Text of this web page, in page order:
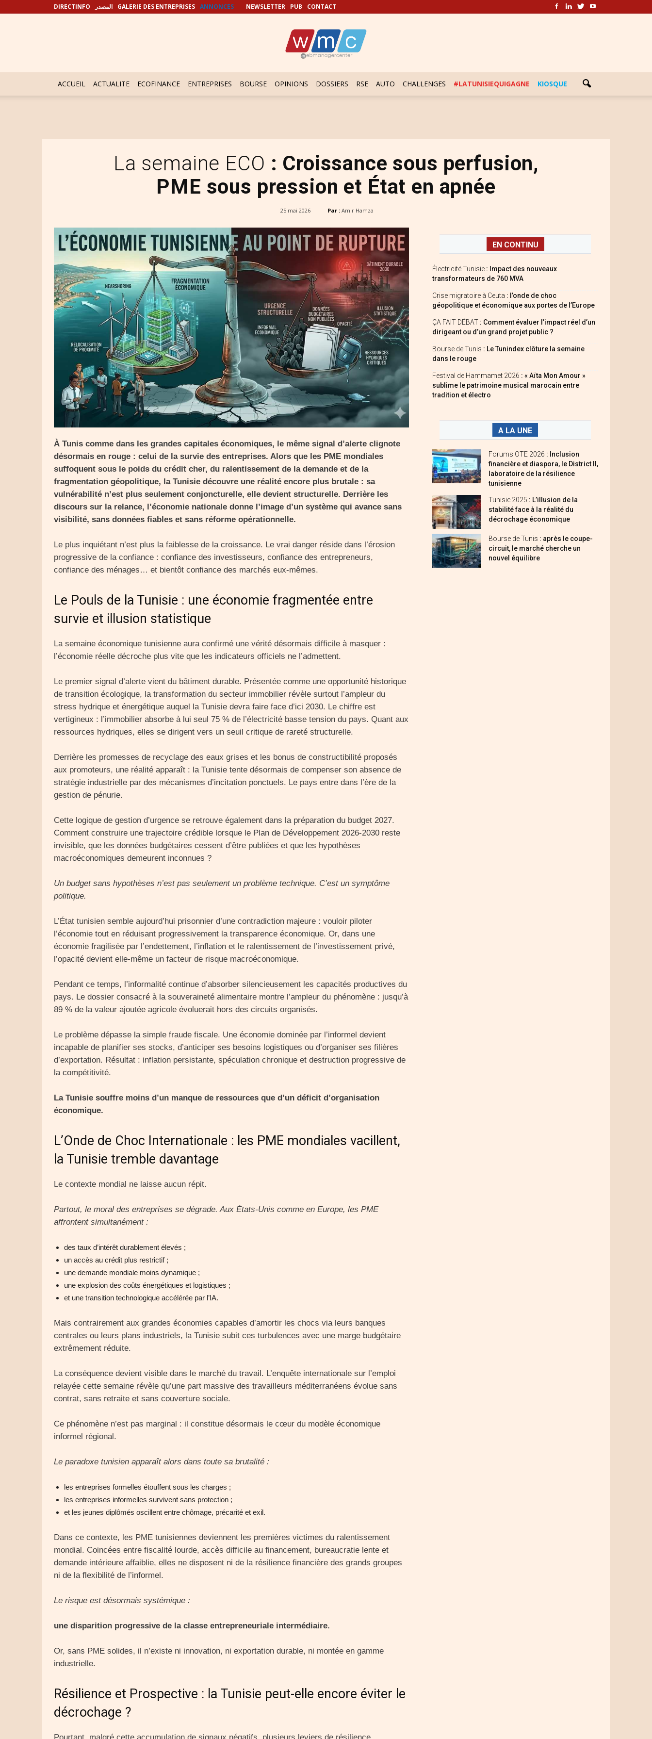
DIRECTINFO المصدر GALERIE DES ENTREPRISES ANNONCES NEWSLETTER PUB CONTACT
ACCUEIL ACTUALITE ECOFINANCE ENTREPRISES BOURSE OPINIONS DOSSIERS RSE AUTO CHALLENGES #LATUNISIEQUIGAGNE KIOSQUE
La semaine ECO : Croissance sous perfusion,
PME sous pression et État en apnée
25 mai 2026 Par : Amir Hamza
À Tunis comme dans les grandes capitales économiques, le même signal d’alerte clignote
désormais en rouge : celui de la survie des entreprises. Alors que les PME mondiales
suffoquent sous le poids du crédit cher, du ralentissement de la demande et de la
fragmentation géopolitique, la Tunisie découvre une réalité encore plus brutale : sa
vulnérabilité n’est plus seulement conjoncturelle, elle devient structurelle. Derrière les
discours sur la relance, l’économie nationale donne l’image d’un système qui avance sans
visibilité, sans données fiables et sans réforme opérationnelle.
Le plus inquiétant n’est plus la faiblesse de la croissance. Le vrai danger réside dans l’érosion
progressive de la confiance : confiance des investisseurs, confiance des entrepreneurs,
confiance des ménages… et bientôt confiance des marchés eux-mêmes.
Le Pouls de la Tunisie : une économie fragmentée entre
survie et illusion statistique
La semaine économique tunisienne aura confirmé une vérité désormais difficile à masquer :
l’économie réelle décroche plus vite que les indicateurs officiels ne l’admettent.
Le premier signal d’alerte vient du bâtiment durable. Présentée comme une opportunité historique
de transition écologique, la transformation du secteur immobilier révèle surtout l’ampleur du
stress hydrique et énergétique auquel la Tunisie devra faire face d’ici 2030. Le chiffre est
vertigineux : l’immobilier absorbe à lui seul 75 % de l’électricité basse tension du pays. Quant aux
ressources hydriques, elles se dirigent vers un seuil critique de rareté structurelle.
Derrière les promesses de recyclage des eaux grises et les bonus de constructibilité proposés
aux promoteurs, une réalité apparaît : la Tunisie tente désormais de compenser son absence de
stratégie industrielle par des mécanismes d’incitation ponctuels. Le pays entre dans l’ère de la
gestion de pénurie.
Cette logique de gestion d’urgence se retrouve également dans la préparation du budget 2027.
Comment construire une trajectoire crédible lorsque le Plan de Développement 2026-2030 reste
invisible, que les données budgétaires cessent d’être publiées et que les hypothèses
macroéconomiques demeurent inconnues ?
Un budget sans hypothèses n’est pas seulement un problème technique. C’est un symptôme
politique.
L’État tunisien semble aujourd’hui prisonnier d’une contradiction majeure : vouloir piloter
l’économie tout en réduisant progressivement la transparence économique. Or, dans une
économie fragilisée par l’endettement, l’inflation et le ralentissement de l’investissement privé,
l’opacité devient elle-même un facteur de risque macroéconomique.
Pendant ce temps, l’informalité continue d’absorber silencieusement les capacités productives du
pays. Le dossier consacré à la souveraineté alimentaire montre l’ampleur du phénomène : jusqu’à
89 % de la valeur ajoutée agricole évoluerait hors des circuits organisés.
Le problème dépasse la simple fraude fiscale. Une économie dominée par l’informel devient
incapable de planifier ses stocks, d’anticiper ses besoins logistiques ou d’organiser ses filières
d’exportation. Résultat : inflation persistante, spéculation chronique et destruction progressive de
la compétitivité.
La Tunisie souffre moins d’un manque de ressources que d’un déficit d’organisation
économique.
L’Onde de Choc Internationale : les PME mondiales vacillent,
la Tunisie tremble davantage
Le contexte mondial ne laisse aucun répit.
Partout, le moral des entreprises se dégrade. Aux États-Unis comme en Europe, les PME
affrontent simultanément :
des taux d’intérêt durablement élevés ;
un accès au crédit plus restrictif ;
une demande mondiale moins dynamique ;
une explosion des coûts énergétiques et logistiques ;
et une transition technologique accélérée par l’IA.
Mais contrairement aux grandes économies capables d’amortir les chocs via leurs banques
centrales ou leurs plans industriels, la Tunisie subit ces turbulences avec une marge budgétaire
extrêmement réduite.
La conséquence devient visible dans le marché du travail. L’enquête internationale sur l’emploi
relayée cette semaine révèle qu’une part massive des travailleurs méditerranéens évolue sans
contrat, sans retraite et sans couverture sociale.
Ce phénomène n’est pas marginal : il constitue désormais le cœur du modèle économique
informel régional.
Le paradoxe tunisien apparaît alors dans toute sa brutalité :
les entreprises formelles étouffent sous les charges ;
les entreprises informelles survivent sans protection ;
et les jeunes diplômés oscillent entre chômage, précarité et exil.
Dans ce contexte, les PME tunisiennes deviennent les premières victimes du ralentissement
mondial. Coincées entre fiscalité lourde, accès difficile au financement, bureaucratie lente et
demande intérieure affaiblie, elles ne disposent ni de la résilience financière des grands groupes
ni de la flexibilité de l’informel.
Le risque est désormais systémique :
une disparition progressive de la classe entrepreneuriale intermédiaire.
Or, sans PME solides, il n’existe ni innovation, ni exportation durable, ni montée en gamme
industrielle.
Résilience et Prospective : la Tunisie peut-elle encore éviter le
décrochage ?
EN CONTINU
Électricité Tunisie : Impact des nouveaux
transformateurs de 760 MVA
Crise migratoire à Ceuta : l’onde de choc
géopolitique et économique aux portes de l’Europe
ÇA FAIT DÉBAT : Comment évaluer l’impact réel d’un
dirigeant ou d’un grand projet public ?
Bourse de Tunis : Le Tunindex clôture la semaine
dans le rouge
Festival de Hammamet 2026 : « Aïta Mon Amour »
sublime le patrimoine musical marocain entre
tradition et électro
A LA UNE
Forums OTE 2026 : Inclusion
financière et diaspora, le District II,
laboratoire de la résilience
tunisienne
Tunisie 2025 : L’illusion de la
stabilité face à la réalité du
décrochage économique
Bourse de Tunis : après le coupe-
circuit, le marché cherche un
nouvel équilibre